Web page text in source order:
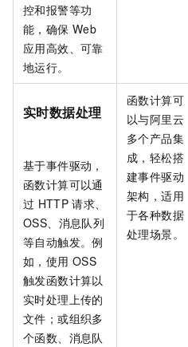
控和报警等功
能，确保 Web
应用高效、可靠
地运行。
实时数据处理
基于事件驱动，
函数计算可以通
过 HTTP 请求、
OSS、消息队列
等自动触发。例
如，使用 OSS
触发函数计算以
实时处理上传的
文件；或组织多
个函数、消息队
函数计算可
以与阿里云
多个产品集
成，轻松搭
建事件驱动
架构，适用
于各种数据
处理场景。